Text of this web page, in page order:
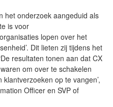
het onderzoek aangeduid als
is voor
lopen over het
Dit lieten zij tijdens het
resultaten tonen aan dat CX
om over te schakelen
op te vangen’,
Officer en SVP of